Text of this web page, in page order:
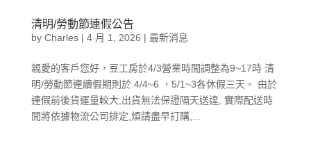
清明/勞動節連假公告
by Charles| 4 月 1, 2026 | 最新消息
親愛的客戶您好，豆工房於4/3營業時間調整為9~17時 清
明/勞動節連續假期則於 4/4~6 ，5/1~3各休假三天。 由於
連假前後貨運量較大,出貨無法保證隔天送達, 實際配送時
間將依據物流公司排定,煩請盡早訂購,...